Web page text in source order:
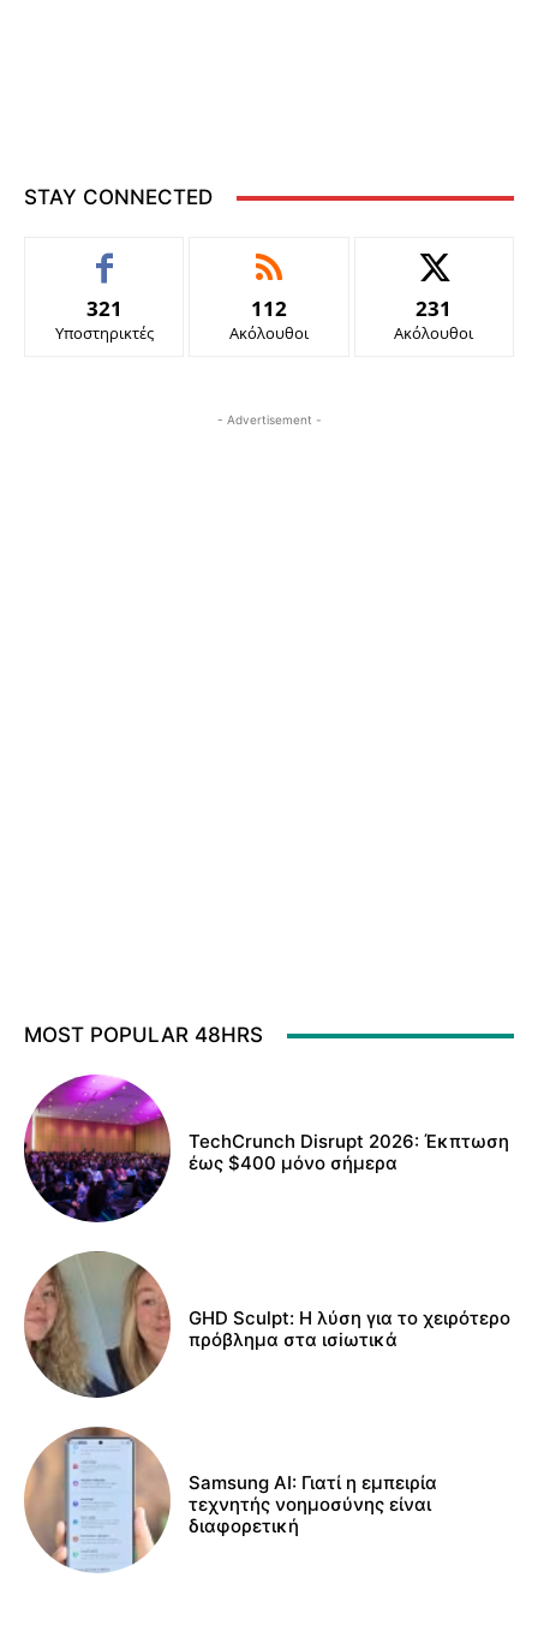
STAY CONNECTED
321
Υποστηρικτές
112
Ακόλουθοι
231
Ακόλουθοι
- Advertisement -
MOST POPULAR 48HRS
TechCrunch Disrupt 2026: Έκπτωση
έως $400 μόνο σήμερα
GHD Sculpt: Η λύση για το χειρότερο
πρόβλημα στα ισiωτικά
Samsung AI: Γιατί η εμπειρία
τεχνητής νοημοσύνης είναι
διαφορετική